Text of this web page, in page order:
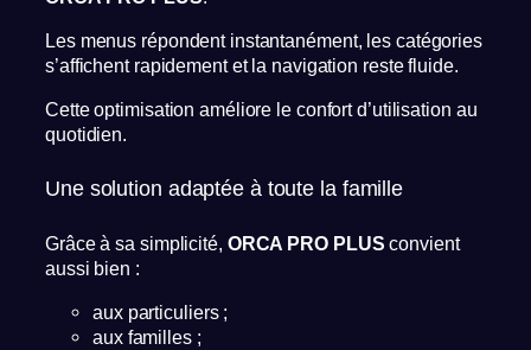
Les menus répondent instantanément, les catégories
s’affichent rapidement et la navigation reste fluide.
Cette optimisation améliore le confort d’utilisation au
quotidien.
Une solution adaptée à toute la famille
Grâce à sa simplicité, ORCA PRO PLUS convient
aussi bien :
aux particuliers ;
aux familles ;